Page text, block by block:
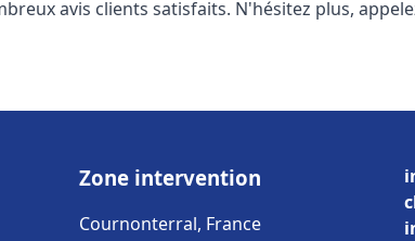
avis clients satisfaits. N'hésitez plus,
Zone intervention
Cournonterral, France